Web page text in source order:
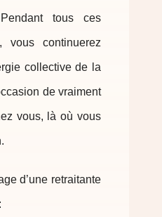
tous ces
vous continuerez
collective de la
de vraiment
vous, là où vous
d’une retraitante